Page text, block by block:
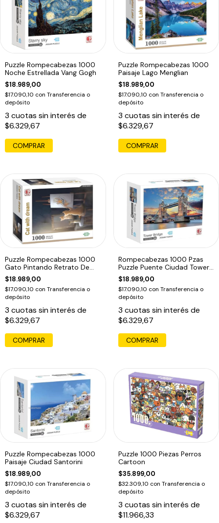
Puzzle Rompecabezas 1000
Noche Estrellada Vang Gogh
$18.989,00
$17.090,10 con Transferencia o
depósito
3 cuotas sin interés de
$6.329,67
Puzzle Rompecabezas 1000
Paisaje Lago Menglian
$18.989,00
$17.090,10 con Transferencia o
depósito
3 cuotas sin interés de
$6.329,67
Puzzle Rompecabezas 1000
Gato Pintando Retrato De
Tigre
$18.989,00
$17.090,10 con Transferencia o
depósito
3 cuotas sin interés de
$6.329,67
Rompecabezas 1000 Pzas
Puzzle Puente Ciudad Tower
Bridge Edu
$18.989,00
$17.090,10 con Transferencia o
depósito
3 cuotas sin interés de
$6.329,67
Puzzle Rompecabezas 1000
Paisaje Ciudad Santorini
$18.989,00
$17.090,10 con Transferencia o
depósito
3 cuotas sin interés de
$6.329,67
Puzzle 1000 Piezas Perros
Cartoon
$35.899,00
$32.309,10 con Transferencia o
depósito
3 cuotas sin interés de
$11.966,33